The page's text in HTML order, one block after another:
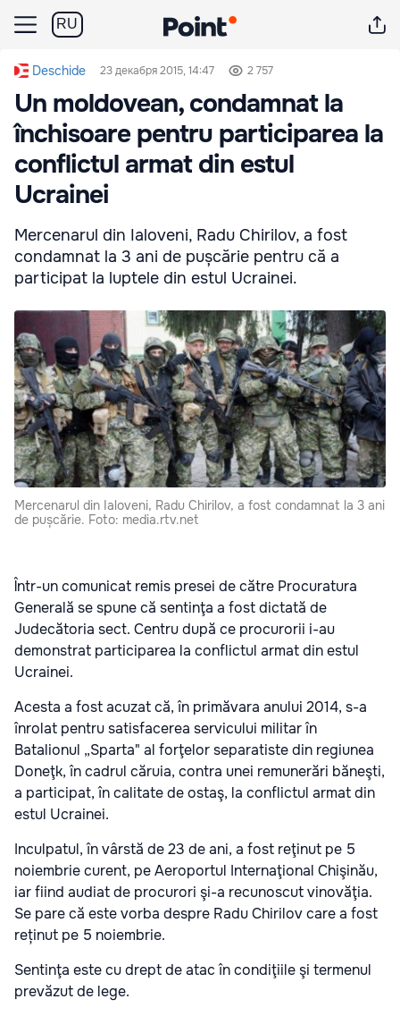
RU
Deschide 23 декабря 2015, 14:47 2 757
Un moldovean, condamnat la
închisoare pentru participarea la
conflictul armat din estul
Ucrainei
Mercenarul din Ialoveni, Radu Chirilov, a fost
condamnat la 3 ani de pușcărie pentru că a
participat la luptele din estul Ucrainei.
Mercenarul din Ialoveni, Radu Chirilov, a fost condamnat la 3 ani
de pușcărie. Foto: media.rtv.net
Într-un comunicat remis presei de către Procuratura
Generală se spune că sentinţa a fost dictată de
Judecătoria sect. Centru după ce procurorii i-au
demonstrat participarea la conflictul armat din estul
Ucrainei.
Acesta a fost acuzat că, în primăvara anului 2014, s-a
înrolat pentru satisfacerea servicului militar în
Batalionul „Sparta" al forţelor separatiste din regiunea
Doneţk, în cadrul căruia, contra unei remunerări băneşti,
a participat, în calitate de ostaş, la conflictul armat din
estul Ucrainei.
Inculpatul, în vârstă de 23 de ani, a fost reţinut pe 5
noiembrie curent, pe Aeroportul Internaţional Chişinău,
iar fiind audiat de procurori şi-a recunoscut vinovăţia.
Se pare că este vorba despre Radu Chirilov care a fost
reținut pe 5 noiembrie.
Sentinţa este cu drept de atac în condiţiile şi termenul
prevăzut de lege.